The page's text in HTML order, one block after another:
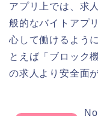
アプリ上では、求
般的なバイトアプ
心して働けるよう
とえば「ブロック
の求人より安全面